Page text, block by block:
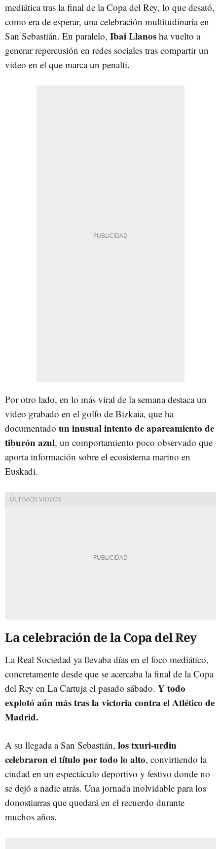
mediática tras la final de la Copa del Rey, lo que desató,
como era de esperar, una celebración multitudinaria en
San Sebastián. En paralelo, Ibai Llanos ha vuelto a
generar repercusión en redes sociales tras compartir un
video en el que marca un penalti.
Por otro lado, en lo más viral de la semana destaca un
video grabado en el golfo de Bizkaia, que ha
documentado un inusual intento de apareamiento de
tiburón azul, un comportamiento poco observado que
aporta información sobre el ecosistema marino en
Euskadi.
La celebración de la Copa del Rey
La Real Sociedad ya llevaba días en el foco mediático,
concretamente desde que se acercaba la final de la Copa
del Rey en La Cartuja el pasado sábado. Y todo
explotó aún más tras la victoria contra el Atlético de
Madrid.
A su llegada a San Sebastián, los txuri-urdin
celebraron el título por todo lo alto, convirtiendo la
ciudad en un espectáculo deportivo y festivo donde no
se dejó a nadie atrás. Una jornada inolvidable para los
donostiarras que quedará en el recuerdo durante
muchos años.